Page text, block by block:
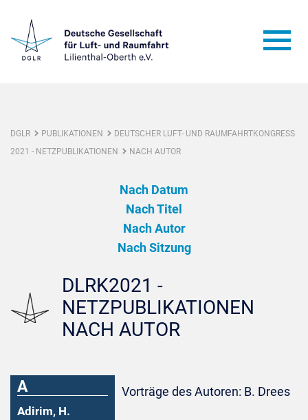
DGLR PUBLIKATIONEN
DEUTSCHER LUFT- UND RAUMFAHRTKONGRESS
2021 - NETZPUBLIKATIONEN
NACH AUTOR
Nach Datum
Nach Titel
Nach Autor
Nach Sitzung
DLRK2021 -
NETZPUBLIKATIONEN
NACH AUTOR
A
Adirim, H.
Vorträge des Autoren: B. Drees